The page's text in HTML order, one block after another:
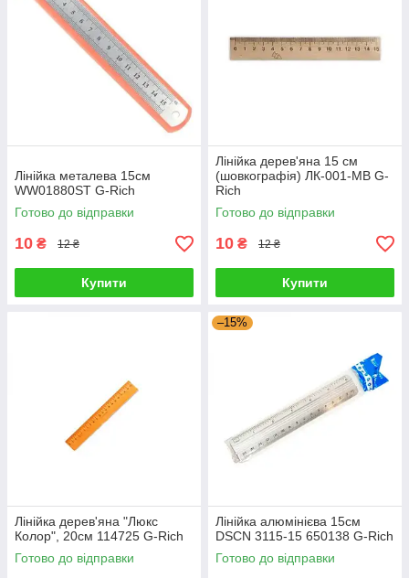
Лінійка металева 15см
WW01880ST G-Rich
Готово до відправки
10 ₴ 12 ₴
Купити
Лінійка дерев'яна 15 см
(шовкографія) ЛК-001-МВ G-
Rich
Готово до відправки
10 ₴ 12 ₴
Купити
Лінійка дерев'яна "Люкс
Колор", 20см 114725 G-Rich
Готово до відправки
–15%
Лінійка алюмінієва 15см
DSCN 3115-15 650138 G-Rich
Готово до відправки